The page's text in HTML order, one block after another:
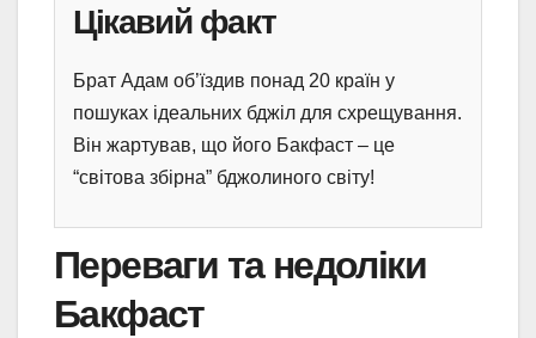
Цікавий факт
Брат Адам об’їздив понад 20 країн у
пошуках ідеальних бджіл для схрещування.
Він жартував, що його Бакфаст – це
“світова збірна” бджолиного світу!
Переваги та недоліки
Бакфаст